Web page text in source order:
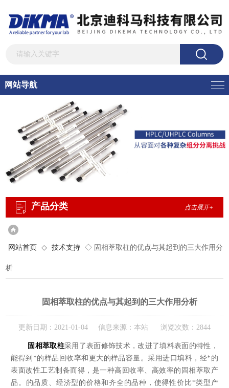
网站导航
产品分类 点击展开+
网站首页 ◇ 技术支持 ◇ 固相萃取柱的优点与其起到的三大作用分
析
固相萃取柱的优点与其起到的三大作用分析
更新日期：2021-01-04 信息来源：本站 浏览次数：2844
固相萃取柱采用了表面修饰技术，改进了填料表面的特性，
能得到*的样品回收率和更大的样品容量。采用进口填料，经*的
表面改性工艺制备而得，是一种高回收率、高效率的固相萃取产
品。的品质、经济型的价格和齐全的品种，使得性价比*类型产